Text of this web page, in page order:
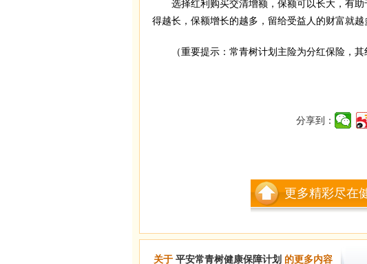
选择红利购买交清增额，保额可以长大，有助
得越长，保额增长的越多，留给受益人的财富就越
（重要提示：常青树计划主险为分红保险，其
分享到：
更多精彩尽在
关于 平安常青树健康保障计划 的更多内容